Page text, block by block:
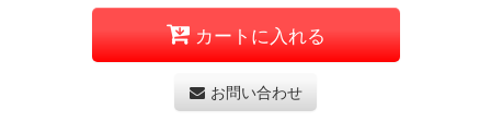
カートに入れる
お問い合わせ